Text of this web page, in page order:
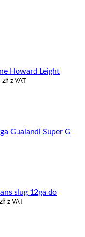
Howard Leight
złZakres
z VAT
Gualandi Super G
slug 12ga do
złZakres
z VAT